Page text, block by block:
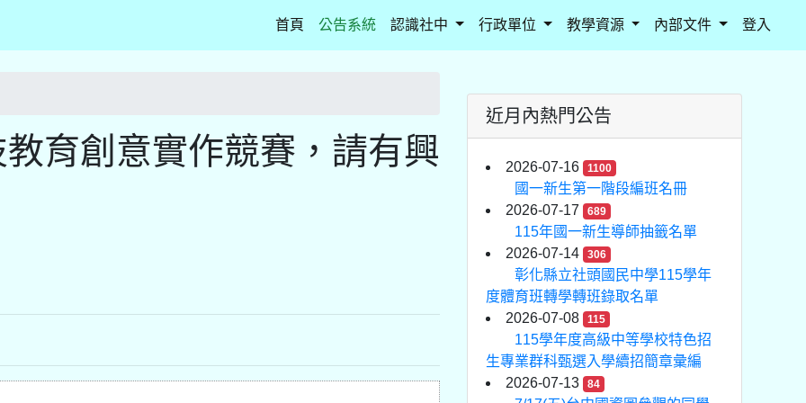
首頁 (current)
公告系統 認識社中 行政單位 教學資源 內部文件 登入
育創意實作競賽，請有興
近月內熱門公告
2026-07-16 1100
國一新生第一階段編班名冊
2026-07-17
689
115年國一新生導師抽籤名單
2026-07-14
306
彰化縣立社頭國民中學115學年
度體育班轉學轉班錄取名單
2026-07-08
115
115學年度高級中等學校特色招
生專業群科甄選入學續招簡章彙編
2026-07-13
84